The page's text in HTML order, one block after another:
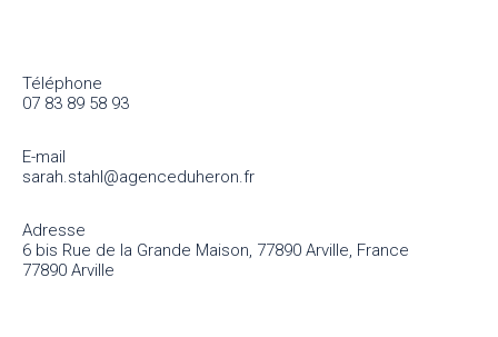
Téléphone
07 83 89 58 93
E-mail
sarah.stahl@agenceduheron.fr
Adresse
6 bis Rue de la Grande Maison, 77890 Arville, France
77890 Arville